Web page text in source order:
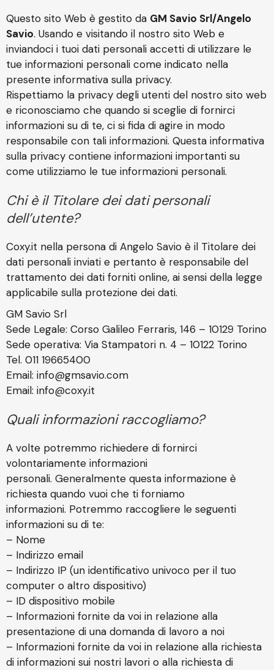
Questo sito Web è gestito da GM Savio Srl/Angelo
Savio. Usando e visitando il nostro sito Web e
inviandoci i tuoi dati personali accetti di utilizzare le
tue informazioni personali come indicato nella
presente informativa sulla privacy.
Rispettiamo la privacy degli utenti del nostro sito web
e riconosciamo che quando si sceglie di fornirci
informazioni su di te, ci si fida di agire in modo
responsabile con tali informazioni. Questa informativa
sulla privacy contiene informazioni importanti su
come utilizziamo le tue informazioni personali.
Chi è il Titolare dei dati personali
dell’utente?
Coxy.it nella persona di Angelo Savio è il Titolare dei
dati personali inviati e pertanto è responsabile del
trattamento dei dati forniti online, ai sensi della legge
applicabile sulla protezione dei dati.
GM Savio Srl
Sede Legale: Corso Galileo Ferraris, 146 – 10129 Torino
Sede operativa: Via Stampatori n. 4 – 10122 Torino
Tel. 011 19665400
Email: info@gmsavio.com
Email: info@coxy.it
Quali informazioni raccogliamo?
A volte potremmo richiedere di fornirci
volontariamente informazioni
personali. Generalmente questa informazione è
richiesta quando vuoi che ti forniamo
informazioni. Potremmo raccogliere le seguenti
informazioni su di te:
– Nome
– Indirizzo email
– Indirizzo IP (un identificativo univoco per il tuo
computer o altro dispositivo)
– ID dispositivo mobile
– Informazioni fornite da voi in relazione alla
presentazione di una domanda di lavoro a noi
– Informazioni fornite da voi in relazione alla richiesta
di informazioni sui nostri lavori o alla richiesta di